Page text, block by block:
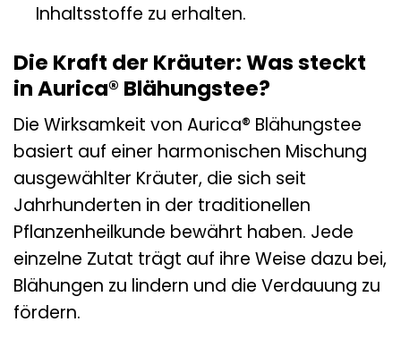
Inhaltsstoffe zu erhalten.
Die Kraft der Kräuter: Was steckt
in Aurica® Blähungstee?
Die Wirksamkeit von Aurica® Blähungstee
basiert auf einer harmonischen Mischung
ausgewählter Kräuter, die sich seit
Jahrhunderten in der traditionellen
Pflanzenheilkunde bewährt haben. Jede
einzelne Zutat trägt auf ihre Weise dazu bei,
Blähungen zu lindern und die Verdauung zu
fördern.